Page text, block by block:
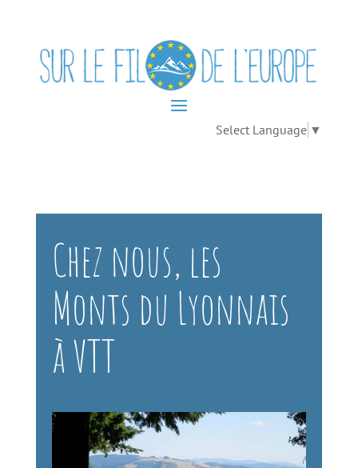
Select Language ▼
Chez nous, les
Monts du Lyonnais
à VTT